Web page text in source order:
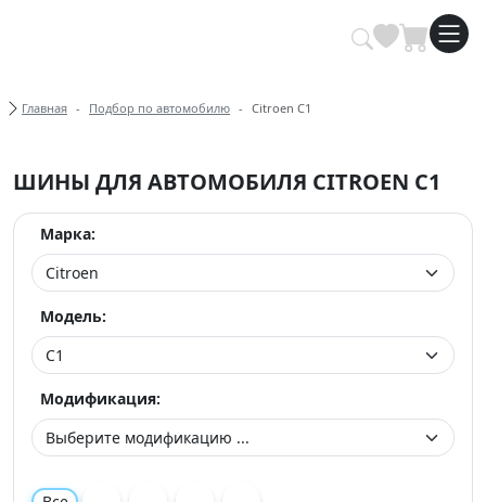
Купить автомобильные шины
Хлебные крошки
Главная Подбор по автомобилю Citroen C1
ШИНЫ ДЛЯ АВТОМОБИЛЯ CITROEN C1
Марка:
Модель:
Модификация: